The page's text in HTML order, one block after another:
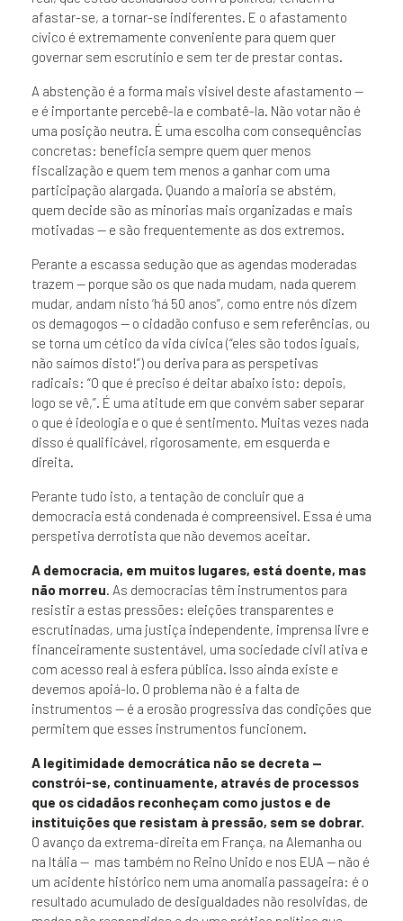
afastar-se, a tornar-se indiferentes. E o afastamento
cívico é extremamente conveniente para quem quer
governar sem escrutínio e sem ter de prestar contas.
A abstenção é a forma mais visível deste afastamento —
e é importante percebê-la e combatê-la. Não votar não é
uma posição neutra. É uma escolha com consequências
concretas: beneficia sempre quem quer menos
fiscalização e quem tem menos a ganhar com uma
participação alargada. Quando a maioria se abstém,
quem decide são as minorias mais organizadas e mais
motivadas — e são frequentemente as dos extremos.
Perante a escassa sedução que as agendas moderadas
trazem — porque são os que nada mudam, nada querem
mudar, andam nisto ‘há 50 anos”, como entre nós dizem
os demagogos — o cidadão confuso e sem referências, ou
se torna um cético da vida cívica (“eles são todos iguais,
não saímos disto!”) ou deriva para as perspetivas
radicais: “O que é preciso é deitar abaixo isto: depois,
logo se vê,”. É uma atitude em que convém saber separar
o que é ideologia e o que é sentimento. Muitas vezes nada
disso é qualificável, rigorosamente, em esquerda e
direita.
Perante tudo isto, a tentação de concluir que a
democracia está condenada é compreensível. Essa é uma
perspetiva derrotista que não devemos aceitar.
A democracia, em muitos lugares, está doente, mas
não morreu. As democracias têm instrumentos para
resistir a estas pressões: eleições transparentes e
escrutinadas, uma justiça independente, imprensa livre e
financeiramente sustentável, uma sociedade civil ativa e
com acesso real à esfera pública. Isso ainda existe e
devemos apoiá-lo. O problema não é a falta de
instrumentos — é a erosão progressiva das condições que
permitem que esses instrumentos funcionem.
A legitimidade democrática não se decreta —
constrói-se, continuamente, através de processos
que os cidadãos reconheçam como justos e de
instituições que resistam à pressão, sem se dobrar.
O avanço da extrema-direita em França, na Alemanha ou
na Itália — mas também no Reino Unido e nos EUA — não é
um acidente histórico nem uma anomalia passageira: é o
resultado acumulado de desigualdades não resolvidas, de